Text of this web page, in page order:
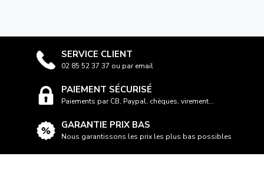
SERVICE CLIENT
02 85 52 37 37 ou par email
PAIEMENT SÉCURISÉ
Paiements par CB, Paypal, chèques, virement...
GARANTIE PRIX BAS
Nous garantissons les prix les plus bas possibles